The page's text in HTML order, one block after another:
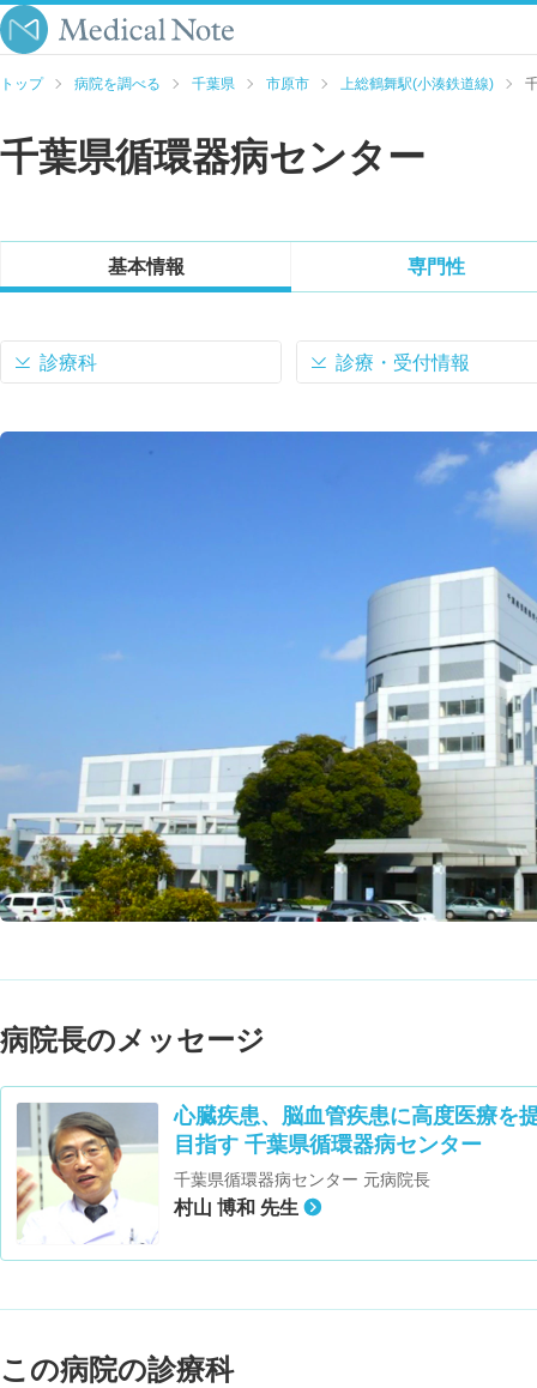
トップ 病院を調べる 千葉県 市原市 上総鶴舞駅(小湊鉄道線)
千葉県循環器病センター
基本情報 専門性
診療科 診療・受付情報
病院長のメッセージ
心臓疾患、脳血管疾患に高度医療を
目指す 千葉県循環器病センター
千葉県循環器病センター 元病院長
村山 博和 先生
この病院の診療科